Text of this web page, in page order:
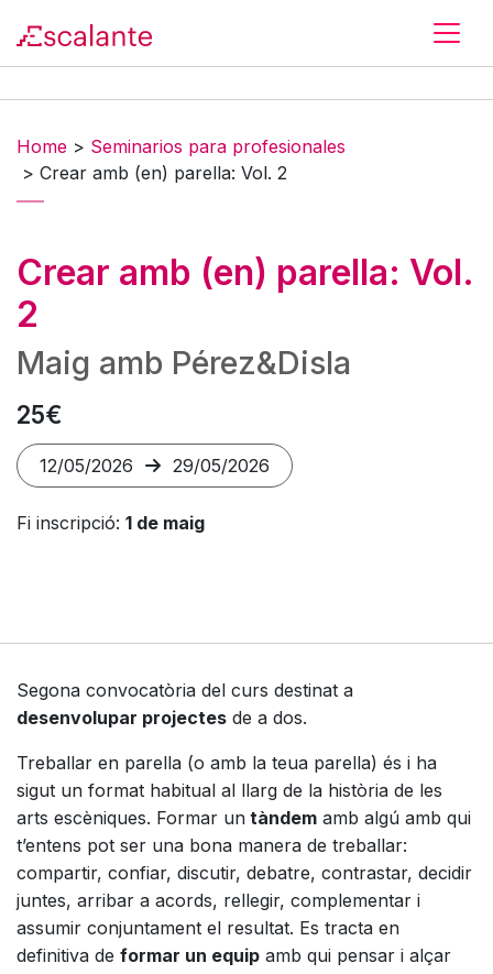
Home > Seminarios para profesionales
> Crear amb (en) parella: Vol. 2
Crear amb (en) parella: Vol.
2
Maig amb Pérez&Disla
25€
12/05/2026 29/05/2026
Fi inscripció: 1 de maig
Segona convocatòria del curs destinat a
desenvolupar projectes de a dos.
Treballar en parella (o amb la teua parella) és i ha
sigut un format habitual al llarg de la història de les
arts escèniques. Formar un tàndem amb algú amb qui
t’entens pot ser una bona manera de treballar:
compartir, confiar, discutir, debatre, contrastar, decidir
juntes, arribar a acords, rellegir, complementar i
assumir conjuntament el resultat. Es tracta en
definitiva de formar un equip amb qui pensar i alçar